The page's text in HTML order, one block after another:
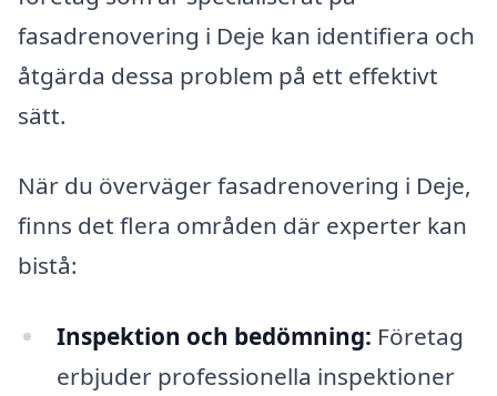
fasadrenovering i Deje kan identifiera och
åtgärda dessa problem på ett effektivt
sätt.
När du överväger fasadrenovering i Deje,
finns det flera områden där experter kan
bistå:
Inspektion och bedömning: Företag
erbjuder professionella inspektioner